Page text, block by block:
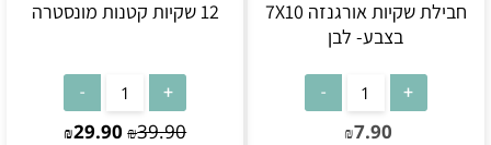
חבילת שקיות אורגנזה 7X10
בצבע- לבן
₪7.90
12 שקיות קטנות מונסטרה
₪39.90
₪29.90